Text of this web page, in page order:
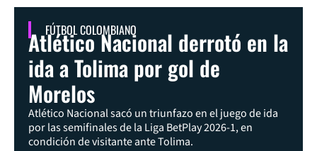
FÚTBOL COLOMBIANO
Atlético Nacional derrotó en la
ida a Tolima por gol de
Morelos
Atlético Nacional sacó un triunfazo en el juego de ida
por las semifinales de la Liga BetPlay 2026-1, en
condición de visitante ante Tolima.